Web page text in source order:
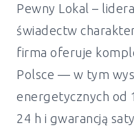
Pewny Lokal –
świadectw
firma oferuje
Polsce — w tym
energetycznych od
24 h i gwarancją